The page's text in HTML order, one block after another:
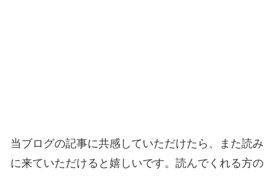
当ブログの記事に共感していただけたら、また読み
に来ていただけると嬉しいです。読んでくれる方の